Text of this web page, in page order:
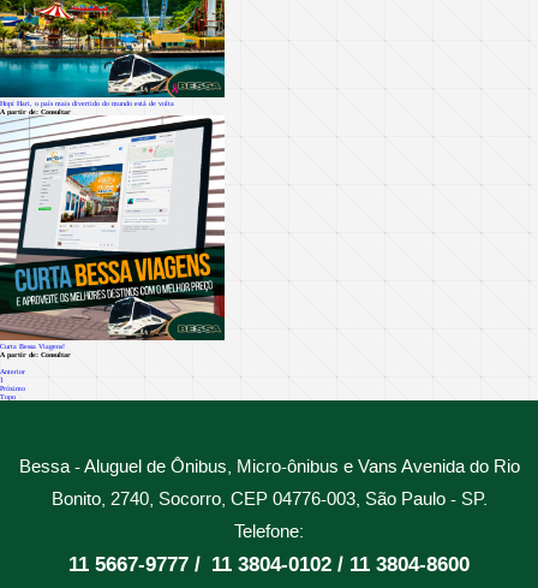
Hopi Hari, o país mais divertido do mundo está de volta
A partir de: Consultar
Curta Bessa Viagens!
A partir de: Consultar
Anterior
1
Próximo
Topo
Bessa - Aluguel de Ônibus, Micro-ônibus e Vans Avenida do Rio
Bonito, 2740, Socorro, CEP 04776-003, São Paulo - SP.
Telefone:
11 5667-9777 / 11 3804-0102 / 11 3804-8600